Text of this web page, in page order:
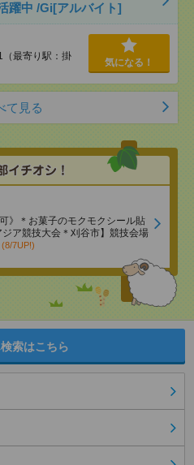
躍中 /Gi[アルバイト]
最寄り駅：掛
気になる！
て見る
》＊お菓子のモクモクシール貼
ア競技大会＊刈谷市】競技会場
(8/7UP!)
索はこちら